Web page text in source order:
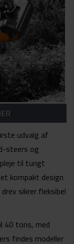
udvalg af
steers og
til tungt
kompakt design
sikrer fleksibel
40 tons, med
findes modeller